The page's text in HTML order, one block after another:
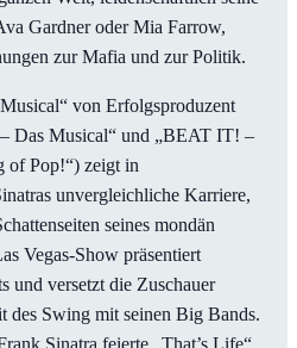
Gardner oder Mia Farrow,
zur Mafia und zur Politik.
von Erfolgsproduzent
Das Musical“ und „BEAT IT! –
of Pop!“) zeigt in
unvergleichliche Karriere,
seines mondän
Vegas-Show präsentiert
und versetzt die Zuschauer
des Swing mit seinen Big Bands.
Sinatra feierte „That’s Life“